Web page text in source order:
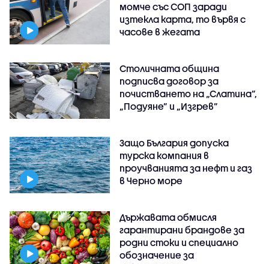
момче със СОП заради
изтекла карта, то вървя с
часове в жегата
Столичната община
подписва договор за
почистването на „Слатина”,
„Подуяне” и „Изгрев”
Защо България допуска
турска компания в
проучванията за нефт и газ
в Черно море
Държавата обмисля
гарантирани брандове за
родни стоки и специално
обозначение за